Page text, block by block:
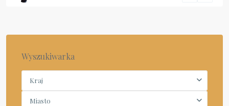
Wyszukiwarka
Kraj
Miasto